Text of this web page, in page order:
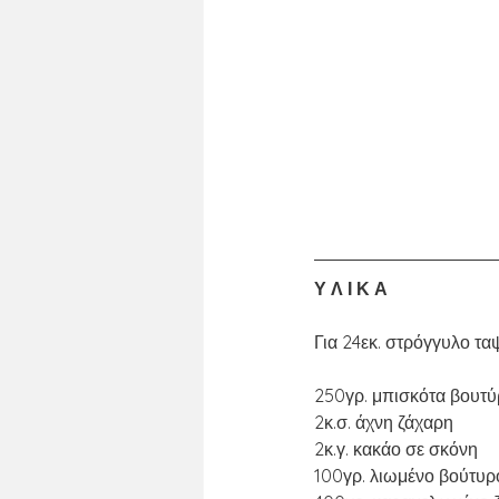
Υ Λ Ι Κ Α
Για 24εκ. στρόγγυλο
250γρ. μπισκότα
2κ.σ. άχνη ζάχαρη
2κ.γ. κακάο σε σκόνη
100γρ. λιωμένο